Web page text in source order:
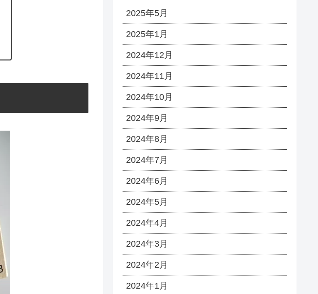
2025年5月
2025年1月
2024年12月
2024年11月
2024年10月
2024年9月
2024年8月
2024年7月
2024年6月
2024年5月
2024年4月
2024年3月
2024年2月
2024年1月